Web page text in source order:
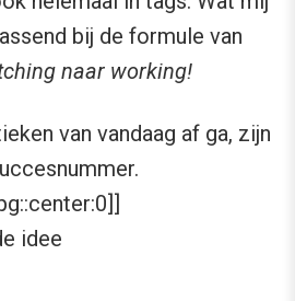
bij de formule van
naar working!
van vandaag af ga, zijn
idee